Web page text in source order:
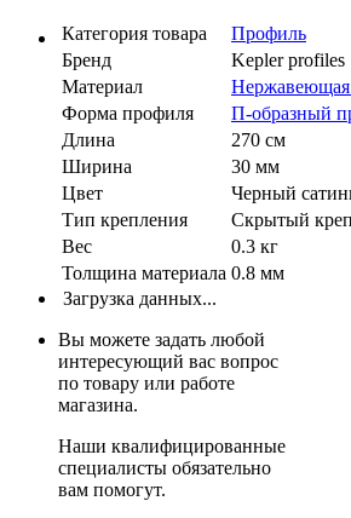
Категория товара
Профиль
Бренд
Kepler profiles
Материал
Нержавеющая
Форма профиля
П-образный
Длина
270 см
Ширина
30 мм
Цвет
Черный
Тип крепления
Скрытый
Вес
0.3 кг
Толщина материала 0.8 мм
Загрузка данных...
Вы можете задать любой
интересующий вас вопрос
по товару или работе
магазина.
Наши квалифицированные
специалисты обязательно
вам помогут.